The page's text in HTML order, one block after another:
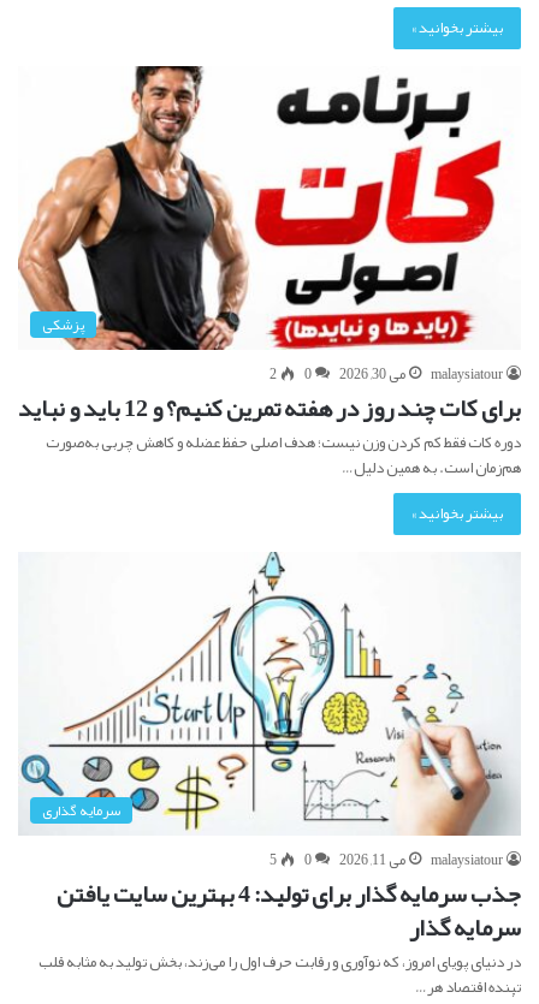
بیشتر بخوانید »
پزشکی
malaysiatour
می 30, 2026 0
2
برای کات چند روز در هفته تمرین کنیم؟ و 12 باید و نباید
دوره کات فقط کم کردن وزن نیست؛ هدف اصلی حفظ عضله و کاهش چربی به‌صورت
هم‌زمان است. به همین دلیل…
بیشتر بخوانید »
سرمایه گذاری
malaysiatour
می 11, 2026 0
5
جذب سرمایه گذار برای تولید: 4 بهترین سایت یافتن
سرمایه گذار
در دنیای پویای امروز، که نوآوری و رقابت حرف اول را می‌زند، بخش تولید به مثابه قلب
تپنده اقتصاد هر…